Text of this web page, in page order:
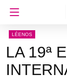
LÉENOS
LA 19ª